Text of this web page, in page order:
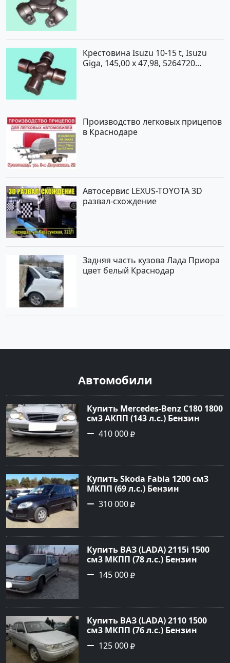
Крестовина Isuzu 10-15 t, Isuzu
Giga, 145,00 x 47,98, 5264720
Производство легковых прицепов
в Краснодаре
Автосервис LEXUS-TOYOTA 3D
развал-схождение
Задняя часть кузова Лада Приора
цвет белый Краснодар
Автомобили
Купить Mercedes-Benz C180 1800
см3 АКПП (143 л.с.) Бензин
инжектор в Тимашевск : цвет
Серебряный Седан 2006 года по
Авторынок23
410 000
Купить Skoda Fabia 1200 см3
МКПП (69 л.с.) Бензин
инжектор в Кропоткин: цвет
черный Хетчбэк 2010 года по
Авторынок23
310 000
Купить ВАЗ (LADA) 2115i 1500
см3 МКПП (78 л.с.) Бензин
инжектор в Брюховецкая: цвет
Золотой Седан 2003 года по
Авторынок23
145 000
Купить ВАЗ (LADA) 2110 1500
см3 МКПП (76 л.с.) Бензин
инжектор в Новороссийск:
цвет белый Седан 2004 года по
125 000